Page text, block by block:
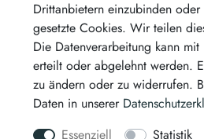
Unsere Partner
Drittanbietern einzubinden
gesetzte Cookies. Wir teilen
Die Datenverarbeitung kann
erteilt oder abgelehnt werden.
zu ändern oder zu widerrufen.
Daten in unserer
Essenziell
Statistik